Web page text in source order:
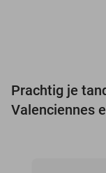
Prachtig je
Valenciennes